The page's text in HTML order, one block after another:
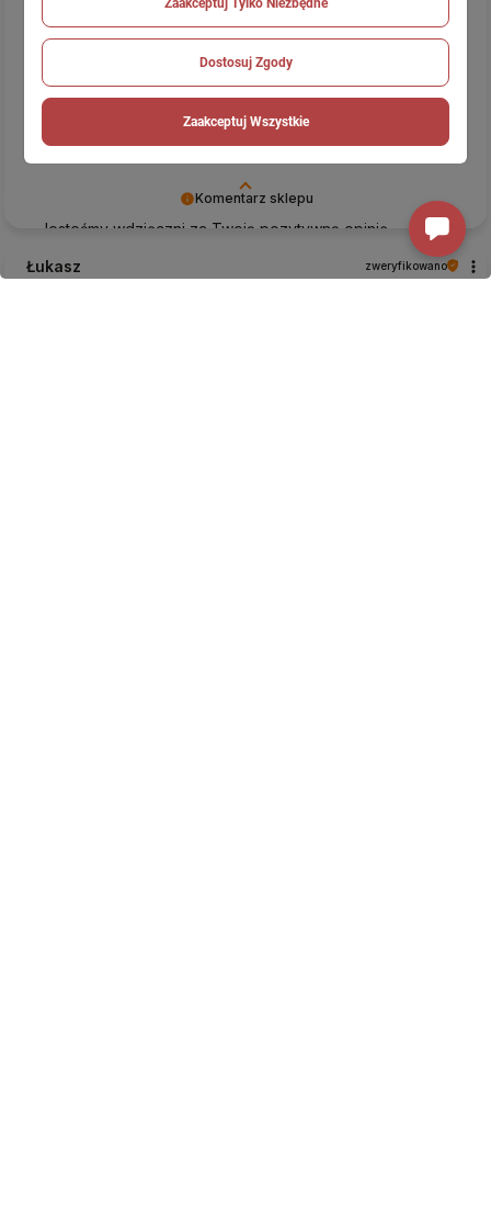
Komentarz sklepu
Jesteśmy wdzięczni za Twoją pozytywną opinię.
Jako klientka czuję się w pełni zaopiekowana. Cenowo i
jakościowo korzystniej niż u konkurencji. Tak
dostawy
Rekomenduje ten sklep, produkty są zawsze zgodne z
wczoraj
Łukasz zweryfikowano
Zaakceptuj Tylko Niezbędne
Dostosuj Zgody
Zaakceptuj Wszystkie